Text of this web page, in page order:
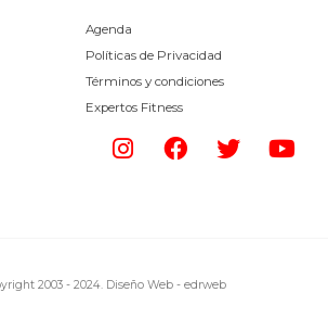
Agenda
Políticas de Privacidad
Términos y condiciones
Expertos Fitness
2003 - 2024. Diseño Web - edrweb